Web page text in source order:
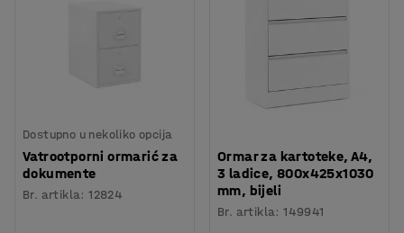
Dostupno u nekoliko opcija
Vatrootporni ormarić za
dokumente
Br. artikla:12824
Ormar za kartoteke, A4,
3 ladice, 800x425x1030
mm, bijeli
Br. artikla:149941